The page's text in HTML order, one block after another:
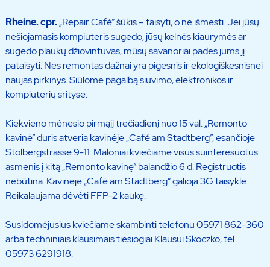
Rheine. cpr.„Repair Café” šūkis – taisyti, o ne išmesti. Jei jūsų
nešiojamasis kompiuteris sugedo, jūsų kelnės kiaurymės ar
sugedo plaukų džiovintuvas, mūsų savanoriai padės jums jį
pataisyti. Nes remontas dažnai yra pigesnis ir ekologiškesnisnei
naujas pirkinys. Siūlome pagalbą siuvimo, elektronikos ir
kompiuterių srityse.
Kiekvieno mėnesio pirmąjį trečiadienį nuo 15 val. „Remonto
kavinė” duris atveria kavinėje „Café am Stadtberg”, esančioje
Stolbergstrasse 9-11. Maloniai kviečiame visus suinteresuotus
asmenis į kitą „Remonto kavinę” balandžio 6 d. Registruotis
nebūtina. Kavinėje „Café am Stadtberg” galioja 3G taisyklė.
Reikalaujama dėvėti FFP-2 kaukę.
Susidomėjusius kviečiame skambinti telefonu 05971 862-360
arba techniniais klausimais tiesiogiai Klausui Skoczko, tel.
05973 6291918.